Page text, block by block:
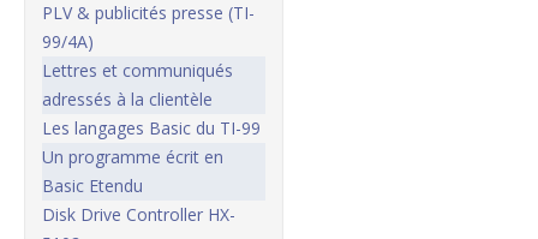
PLV & publicités presse (TI-
99/4A)
Lettres et communiqués
adressés à la clientèle
Les langages Basic du TI-99
Un programme écrit en
Basic Etendu
Disk Drive Controller HX-